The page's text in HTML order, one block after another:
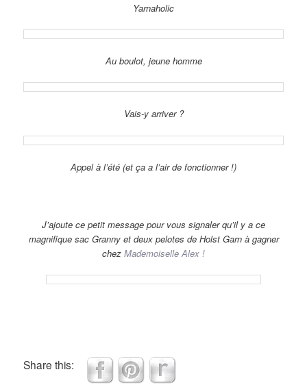
Yarnaholic
Au boulot, jeune homme
Vais-y arriver ?
Appel à l’été (et ça a l’air de fonctionner !)
J’ajoute ce petit message pour vous signaler qu’il y a ce
magnifique sac Granny et deux pelotes de Holst Garn à gagner
chez Mademoiselle Alex !
Share this: